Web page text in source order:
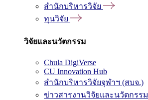
สำนักบริหารวิจัย
ทุนวิจัย
วิจัยและนวัตกรรม
Chula DigiVerse
CU Innovation Hub
สำนักบริหารวิจัยจุฬาฯ (สบจ.)
ข่าวสารงานวิจัยและนวัตกรรม